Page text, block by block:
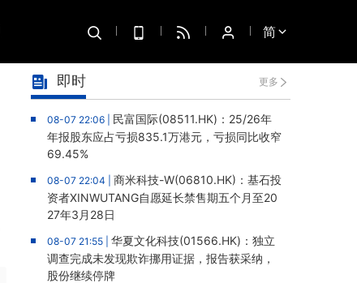
简
即时 更多
08-07 22:06 | 民富国际(08511.HK)：25/26年
年报股东应占亏损835.1万港元，亏损同比收窄
69.45%
08-07 22:04 | 商米科技-W(06810.HK)：基石投
资者XINWUTANG自愿延长禁售期五个月至20
27年3月28日
08-07 21:55 | 华夏文化科技(01566.HK)：独立
调查完成未发现欺诈挪用证据，报告获采纳，
股份继续停牌